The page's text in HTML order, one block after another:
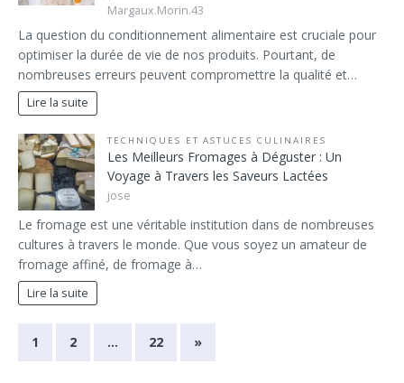
Margaux.Morin.43
La question du conditionnement alimentaire est cruciale pour
optimiser la durée de vie de nos produits. Pourtant, de
nombreuses erreurs peuvent compromettre la qualité et…
Lire la suite
TECHNIQUES ET ASTUCES CULINAIRES
Les Meilleurs Fromages à Déguster : Un
Voyage à Travers les Saveurs Lactées
jose
Le fromage est une véritable institution dans de nombreuses
cultures à travers le monde. Que vous soyez un amateur de
fromage affiné, de fromage à…
Lire la suite
1 2 … 22 »